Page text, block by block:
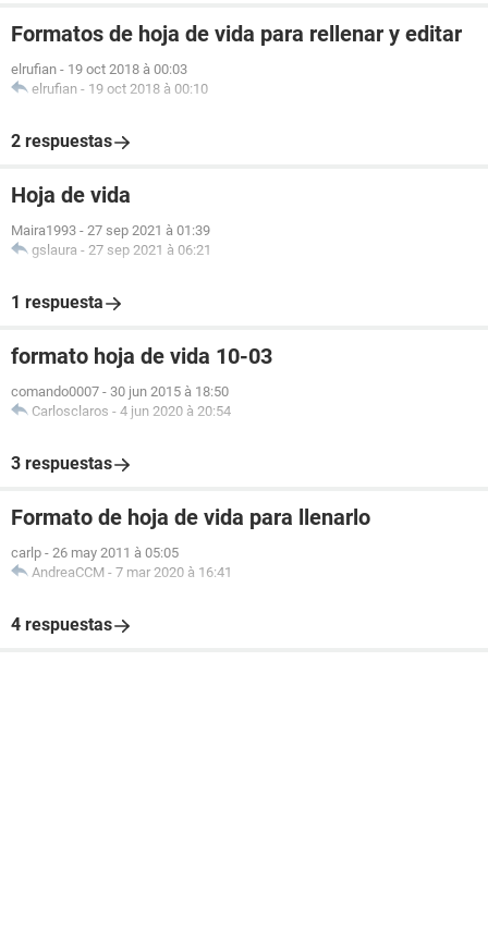
Formatos de hoja de vida para rellenar y editar
elrufian - 19 oct 2018 à 00:03
elrufian - 19 oct 2018 à 00:10
2 respuestas
Hoja de vida
Maira1993 - 27 sep 2021 à 01:39
gslaura - 27 sep 2021 à 06:21
1 respuesta
formato hoja de vida 10-03
comando0007 - 30 jun 2015 à 18:50
Carlosclaros - 4 jun 2020 à 20:54
3 respuestas
Formato de hoja de vida para llenarlo
carlp - 26 may 2011 à 05:05
AndreaCCM - 7 mar 2020 à 16:41
4 respuestas